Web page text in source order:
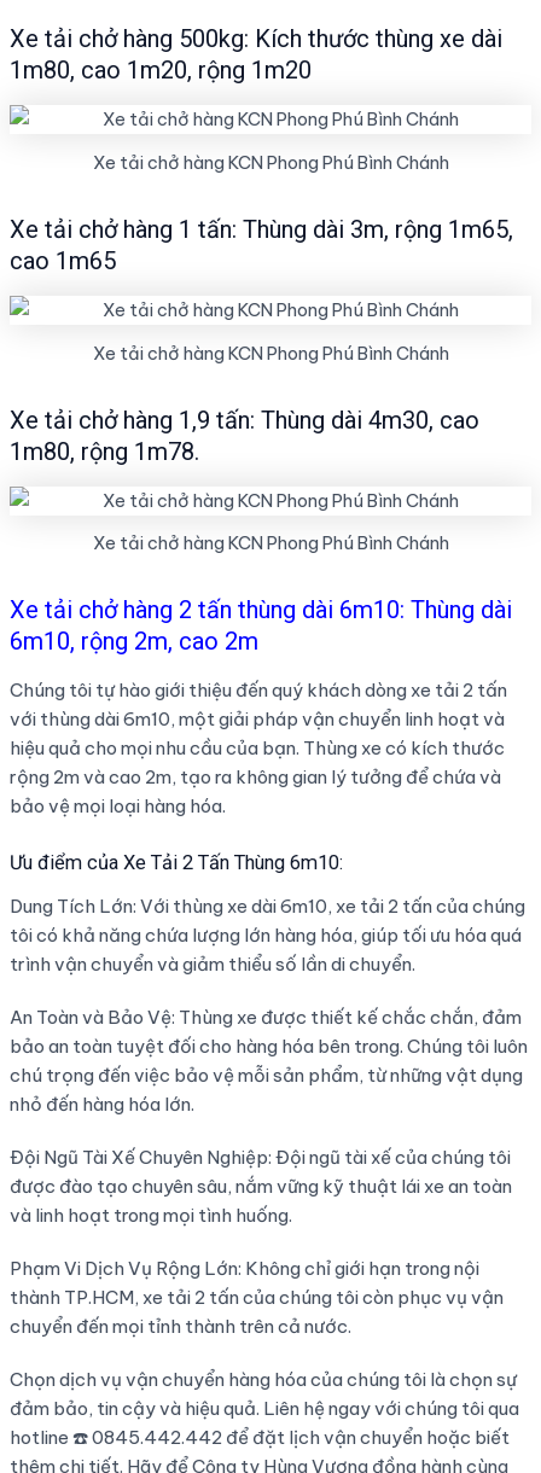
Xe tải chở hàng 500kg: Kích thước thùng xe dài
1m80, cao 1m20, rộng 1m20
Xe tải chở hàng KCN Phong Phú Bình Chánh
Xe tải chở hàng 1 tấn: Thùng dài 3m, rộng 1m65,
cao 1m65
Xe tải chở hàng KCN Phong Phú Bình Chánh
Xe tải chở hàng 1,9 tấn: Thùng dài 4m30, cao
1m80, rộng 1m78.
Xe tải chở hàng KCN Phong Phú Bình Chánh
Xe tải chở hàng 2 tấn thùng dài 6m10: Thùng dài
6m10, rộng 2m, cao 2m
Chúng tôi tự hào giới thiệu đến quý khách dòng xe tải 2 tấn
với thùng dài 6m10, một giải pháp vận chuyển linh hoạt và
hiệu quả cho mọi nhu cầu của bạn. Thùng xe có kích thước
rộng 2m và cao 2m, tạo ra không gian lý tưởng để chứa và
bảo vệ mọi loại hàng hóa.
Ưu điểm của Xe Tải 2 Tấn Thùng 6m10:
Dung Tích Lớn: Với thùng xe dài 6m10, xe tải 2 tấn của chúng
tôi có khả năng chứa lượng lớn hàng hóa, giúp tối ưu hóa quá
trình vận chuyển và giảm thiểu số lần di chuyển.
An Toàn và Bảo Vệ: Thùng xe được thiết kế chắc chắn, đảm
bảo an toàn tuyệt đối cho hàng hóa bên trong. Chúng tôi luôn
chú trọng đến việc bảo vệ mỗi sản phẩm, từ những vật dụng
nhỏ đến hàng hóa lớn.
Đội Ngũ Tài Xế Chuyên Nghiệp: Đội ngũ tài xế của chúng tôi
được đào tạo chuyên sâu, nắm vững kỹ thuật lái xe an toàn
và linh hoạt trong mọi tình huống.
Phạm Vi Dịch Vụ Rộng Lớn: Không chỉ giới hạn trong nội
thành TP.HCM, xe tải 2 tấn của chúng tôi còn phục vụ vận
chuyển đến mọi tỉnh thành trên cả nước.
Chọn dịch vụ vận chuyển hàng hóa của chúng tôi là chọn sự
đảm bảo, tin cậy và hiệu quả. Liên hệ ngay với chúng tôi qua
hotline ☎️ 0845.442.442 để đặt lịch vận chuyển hoặc biết
thêm chi tiết. Hãy để Công ty Hùng Vương đồng hành cùng